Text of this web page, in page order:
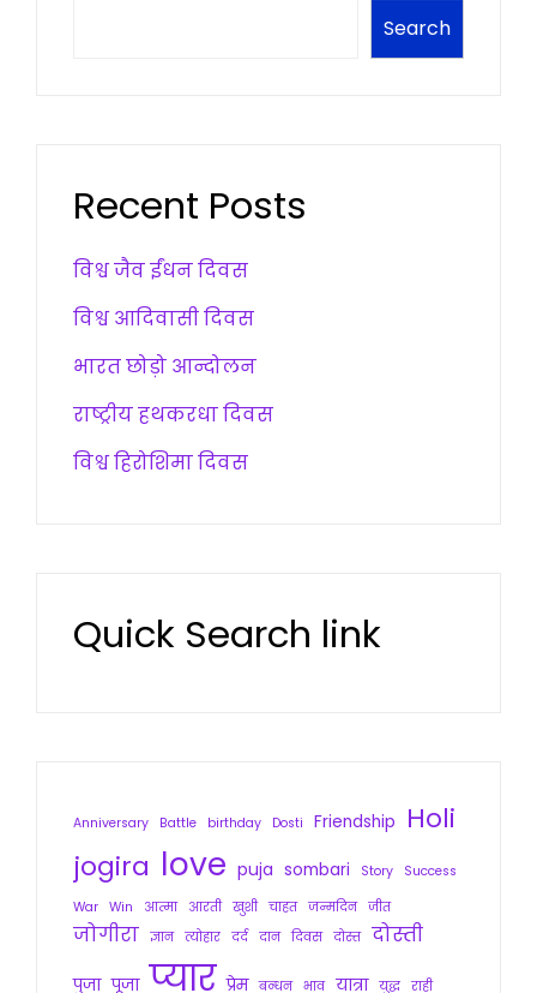
Search
Recent Posts
विश्व जैव ईंधन दिवस
विश्व आदिवासी दिवस
भारत छोड़ो आन्दोलन
राष्ट्रीय हथकरधा दिवस
विश्व हिरोशिमा दिवस
Quick Search link
Anniversary Battle birthday Dosti Friendship
Holi
jogira love puja sombari Story
Success
War Win आत्मा आरती खुशी चाहत जन्मदिन जीत
जोगीरा ज्ञान त्योहार दर्द दान दिवस दोस्त दोस्ती
पुजा पूजा प्यार प्रेम बन्धन भाव यात्रा युद्ध राही